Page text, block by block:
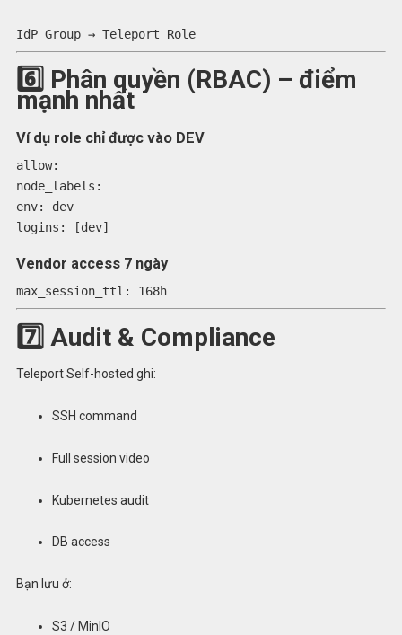
IdP Group→ Teleport Role
6️⃣ Phân quyền (RBAC) – điểm
mạnh nhất
Ví dụ role chỉ được vào DEV
allow:
node_labels:
env:
dev
logins:
[dev]
Vendor access 7 ngày
max_session_ttl: 168h
7️⃣ Audit & Compliance
Teleport Self-hosted ghi:
SSH command
Full session video
Kubernetes audit
DB access
Bạn lưu ở:
S3 / MinIO